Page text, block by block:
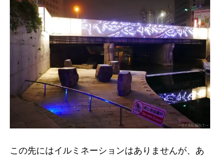
この先にはイルミネーションはありませんが、あ